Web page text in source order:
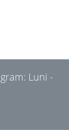
Luni -